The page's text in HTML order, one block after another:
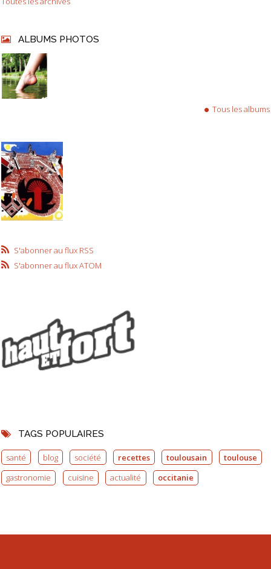
ALBUMS PHOTOS
Tous les albums
S'abonner au flux RSS
S'abonner au flux ATOM
TAGS POPULAIRES
santé blog société recettes toulousain
toulouse
gastronomie
cuisine actualité occitanie